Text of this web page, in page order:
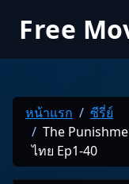
Free
หน้าแรก
ซีรี่ย์
The
ไทย Ep1-40